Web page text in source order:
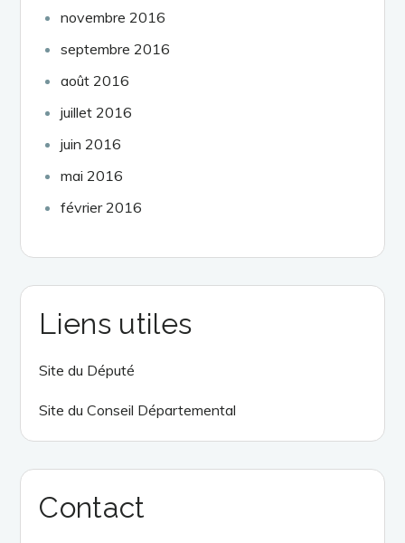
novembre 2016
septembre 2016
août 2016
juillet 2016
juin 2016
mai 2016
février 2016
Liens utiles
Site du Député
Site du Conseil Départemental
Contact